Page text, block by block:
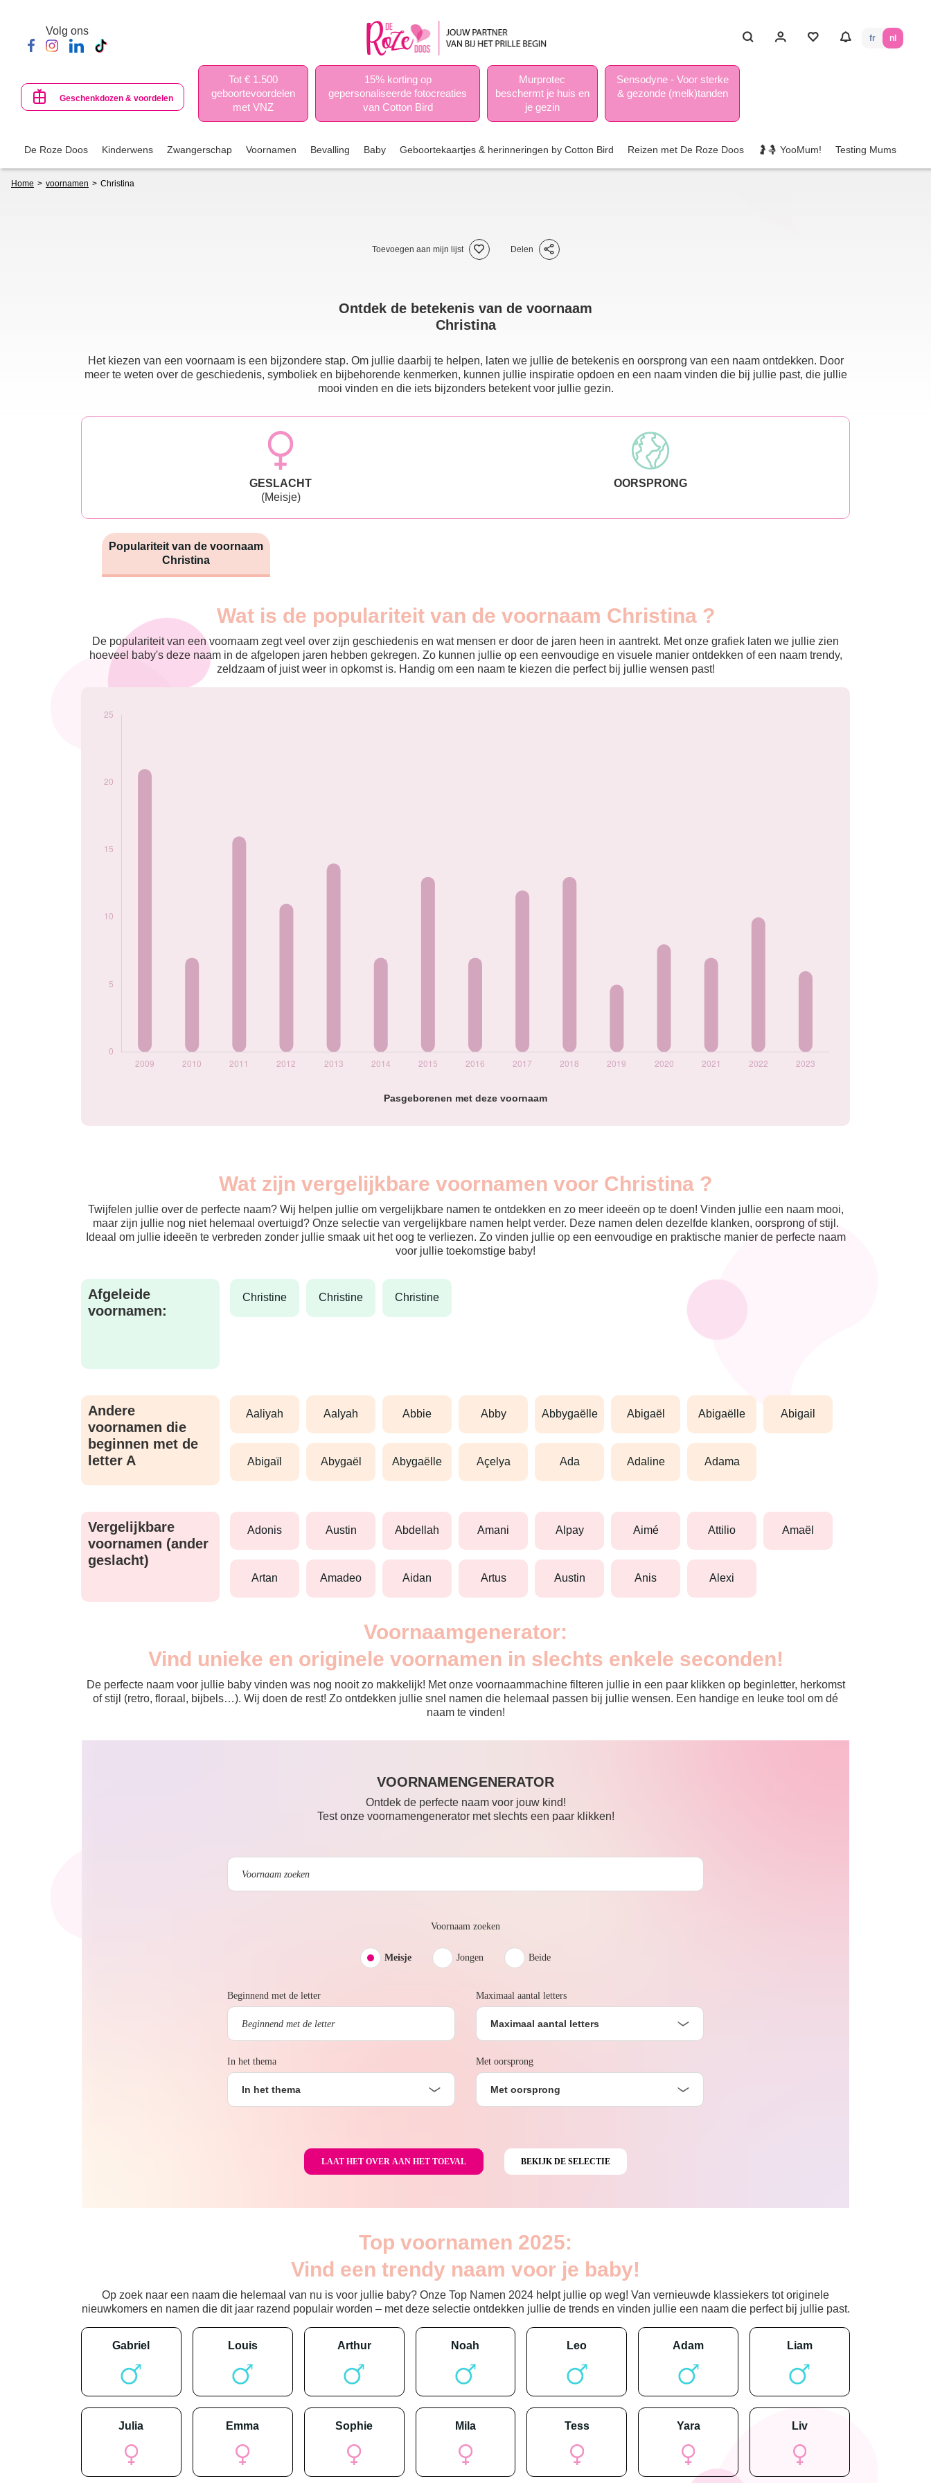
content
Volg ons
fr nl
Geschenkdozen & voordelen
Tot € 1.500
geboortevoordelen
met VNZ
15% korting op
gepersonaliseerde fotocreaties
van Cotton Bird
Murprotec
beschermt je huis en
je gezin
Sensodyne - Voor sterke
& gezonde (melk)tanden
De Roze Doos Kinderwens Zwangerschap Voornamen Bevalling Baby Geboortekaartjes & herinneringen by Cotton Bird Reizen met De Roze Doos 🤰🤱 YooMum! Testing Mums
Home voornamen Christina
Toevoegen aan mijn lijst Delen
Ontdek de betekenis van de voornaam
Christina
Het kiezen van een voornaam is een bijzondere stap. Om jullie daarbij te helpen, laten we jullie de betekenis en oorsprong van een naam ontdekken. Door
meer te weten over de geschiedenis, symboliek en bijbehorende kenmerken, kunnen jullie inspiratie opdoen en een naam vinden die bij jullie past, die jullie
mooi vinden en die iets bijzonders betekent voor jullie gezin.
GESLACHT
(Meisje)
OORSPRONG
Populariteit van de voornaam
Christina
Wat is de populariteit van de voornaam Christina ?
De populariteit van een voornaam zegt veel over zijn geschiedenis en wat mensen er door de jaren heen in aantrekt. Met onze grafiek laten we jullie zien
hoeveel baby's deze naam in de afgelopen jaren hebben gekregen. Zo kunnen jullie op een eenvoudige en visuele manier ontdekken of een naam trendy,
zeldzaam of juist weer in opkomst is. Handig om een naam te kiezen die perfect bij jullie wensen past!
Pasgeborenen met deze voornaam
2009
21
2010
7
2014
7
2023
Wat zijn vergelijkbare voornamen voor Christina ?
Twijfelen jullie over de perfecte naam? Wij helpen jullie om vergelijkbare namen te ontdekken en zo meer ideeën op te doen! Vinden jullie een naam mooi,
maar zijn jullie nog niet helemaal overtuigd? Onze selectie van vergelijkbare namen helpt verder. Deze namen delen dezelfde klanken, oorsprong of stijl.
Ideaal om jullie ideeën te verbreden zonder jullie smaak uit het oog te verliezen. Zo vinden jullie op een eenvoudige en praktische manier de perfecte naam
voor jullie toekomstige baby!
Afgeleide
voornamen:
christine christine christine
Andere
voornamen die
beginnen met de
letter A
aaliyah aalyah abbie abby abbygaëlle abigaël abigaëlle abigail
abigaïl abygaël abygaëlle açelya ada adaline adama
Vergelijkbare
voornamen (ander
geslacht)
adonis austin abdellah amani alpay aimé attilio amaël
artan amadeo aidan artus austin anis alexi
Voornaamgenerator:
Vind unieke en originele voornamen in slechts enkele seconden!
De perfecte naam voor jullie baby vinden was nog nooit zo makkelijk! Met onze voornaammachine filteren jullie in een paar klikken op beginletter, herkomst
of stijl (retro, floraal, bijbels…). Wij doen de rest! Zo ontdekken jullie snel namen die helemaal passen bij jullie wensen. Een handige en leuke tool om dé
naam te vinden!
VOORNAMENGENERATOR
Ontdek de perfecte naam voor jouw kind!
Test onze voornamengenerator met slechts een paar klikken!
Voornaam zoeken
Meisje Jongen Beide
Beginnend met de letter Maximaal aantal letters
Maximaal aantal letters
In het thema
In het thema
Met oorsprong
Met oorsprong
Top voornamen 2025:
Vind een trendy naam voor je baby!
Op zoek naar een naam die helemaal van nu is voor jullie baby? Onze Top Namen 2024 helpt jullie op weg! Van vernieuwde klassiekers tot originele
nieuwkomers en namen die dit jaar razend populair worden – met deze selectie ontdekken jullie de trends en vinden jullie een naam die perfect bij jullie past.
gabriel louis arthur noah leo adam liam
julia emma sophie mila tess yara liv